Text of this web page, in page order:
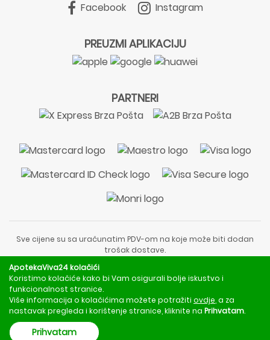
Facebook Instagram
PREUZMI APLIKACIJU
PARTNERI
Sve cijene su sa uračunatim PDV-om na koje može biti dodan
trošak dostave.
liječnički pregled ili savjet farmaceuta.
Za obavijesti o mjerama opreza, rizicima i nuspojavama
obratite se svom liječniku ili farmaceutu.
Copyright © 2020 - 2026 | ApotekaViva24 | Sva prava zadržava
ApotekaViva24 kolačići
Koristimo kolačiće kako bi Vam osigurali bolje iskustvo i
funkcionalnost stranice.
Više informacija o kolačićima možete potražiti ovdje , a za
nastavak pregleda i korištenje stranice, kliknite na Prihvatam.
Prihvatam